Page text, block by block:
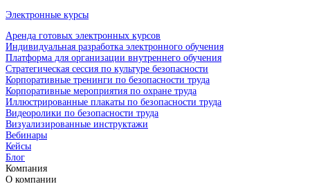
Электронные курсы
Аренда готовых электронных курсов
Индивидуальная разработка электронного обучения
Платформа для организации внутреннего обучения
Стратегическая сессия по культуре безопасности
Корпоративные тренинги по безопасности труда
Корпоративные мероприятия по охране труда
Иллюстрированные плакаты по безопасности труда
Видеоролики по безопасности труда
Визуализированные инструктажи
Вебинары
Кейсы
Блог
Компания
О компании